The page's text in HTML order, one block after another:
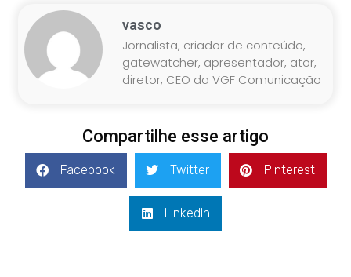
vasco
Jornalista, criador de conteúdo,
gatewatcher, apresentador, ator,
diretor, CEO da VGF Comunicação
Compartilhe esse artigo
Facebook Twitter Pinterest
LinkedIn